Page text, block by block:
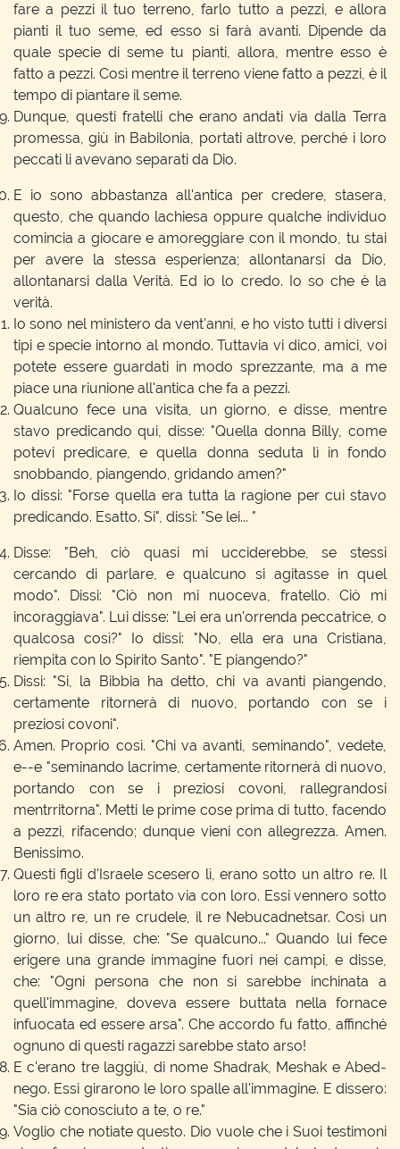
fare a pezzi il tuo terreno, farlo tutto a pezzi, e allora
pianti il tuo seme, ed esso si farà avanti. Dipende da
quale specie di seme tu pianti, allora, mentre esso è
fatto a pezzi. Così mentre il terreno viene fatto a pezzi, è il
tempo di piantare il seme.
Dunque, questi fratelli che erano andati via dalla Terra
promessa, giù in Babilonia, portati altrove, perché i loro
peccati li avevano separati da Dio.
E io sono abbastanza all'antica per credere, stasera,
questo, che quando lachiesa oppure qualche individuo
comincia a giocare e amoreggiare con il mondo, tu stai
per avere la stessa esperienza; allontanarsi da Dio,
allontanarsi dalla Verità. Ed io lo credo. Io so che è la
verità.
Io sono nel ministero da vent'anni, e ho visto tutti i diversi
tipi e specie intorno al mondo. Tuttavia vi dico, amici, voi
potete essere guardati in modo sprezzante, ma a me
piace una riunione all'antica che fa a pezzi.
Qualcuno fece una visita, un giorno, e disse, mentre
stavo predicando qui, disse: "Quella donna Billy, come
potevi predicare, e quella donna seduta lì in fondo
snobbando, piangendo, gridando amen?"
Io dissi: "Forse quella era tutta la ragione per cui stavo
predicando. Esatto. Si", dissi: "Se lei... "
Disse: "Beh, ciò quasi mi ucciderebbe, se stessi
cercando di parlare, e qualcuno si agitasse in quel
modo". Dissi: "Ciò non mi nuoceva, fratello. Ciò mi
incoraggiava". Lui disse: "Lei era un'orrenda peccatrice, o
qualcosa così?" Io dissi: "No, ella era una Cristiana,
riempita con lo Spirito Santo". "E piangendo?"
Dissi: "Si, la Bibbia ha detto, chi va avanti piangendo,
certamente ritornerà di nuovo, portando con se i
preziosi covoni".
Amen. Proprio così. "Chi va avanti, seminando", vedete,
e--e "seminando lacrime, certamente ritornerà di nuovo,
portando con se i preziosi covoni, rallegrandosi
mentrritorna". Metti le prime cose prima di tutto, facendo
a pezzi, rifacendo; dunque vieni con allegrezza. Amen.
Benissimo.
Questi figli d'Israele scesero lì, erano sotto un altro re. Il
loro re era stato portato via con loro. Essi vennero sotto
un altro re, un re crudele, il re Nebucadnetsar. Così un
giorno, lui disse, che: "Se qualcuno..." Quando lui fece
erigere una grande immagine fuori nei campi, e disse,
che: "Ogni persona che non si sarebbe inchinata a
quell'immagine, doveva essere buttata nella fornace
infuocata ed essere arsa". Che accordo fu fatto, affinché
ognuno di questi ragazzi sarebbe stato arso!
E c'erano tre laggiù, di nome Shadrak, Meshak e Abed-
nego. Essi girarono le loro spalle all'immagine. E dissero:
"Sia ciò conosciuto a te, o re."
Voglio che notiate questo. Dio vuole che i Suoi testimoni